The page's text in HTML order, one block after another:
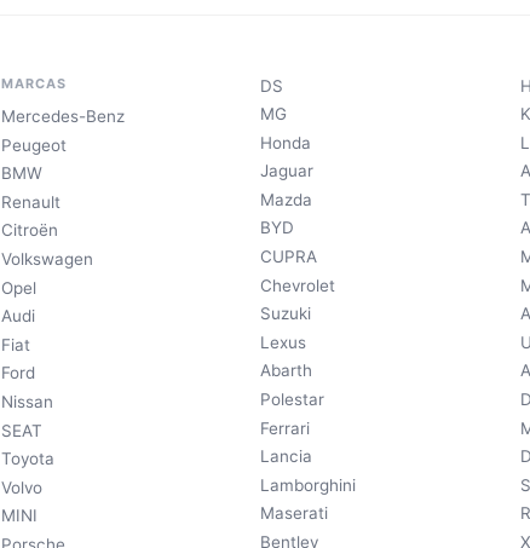
MARCAS
Mercedes-Benz
Peugeot
BMW
Renault
Citroën
Volkswagen
Opel
Audi
Fiat
Ford
Nissan
SEAT
Toyota
Volvo
MINI
DS
MG
Honda
Jaguar
Mazda
BYD
CUPRA
Chevrolet
Suzuki
Lexus
Abarth
Polestar
Ferrari
Lancia
Lamborghini
Maserati
Bentley